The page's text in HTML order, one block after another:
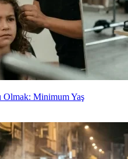
Olmak: Minimum Yaş